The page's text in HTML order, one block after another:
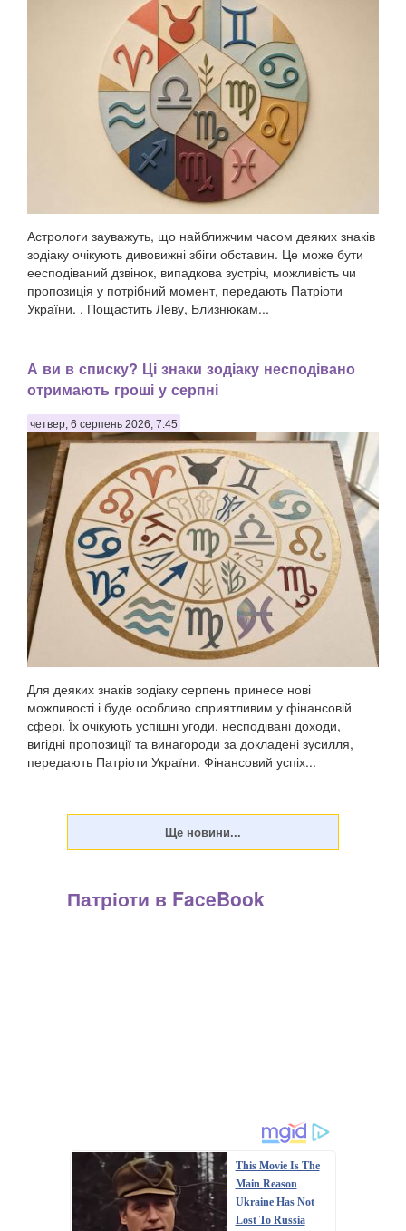
Астрологи зауважуть, що найближчим часом деяких знаків
зодіаку очікують дивовижні збіги обставин. Це може бути
еесподіваний дзвінок, випадкова зустріч, можливість чи
пропозиція у потрібний момент, передають Патріоти
України. . Пощастить Леву, Близнюкам...
А ви в списку? Ці знаки зодіаку несподівано
отримають гроші у серпні
четвер, 6 серпень 2026, 7:45
Для деяких знаків зодіаку серпень принесе нові
можливості і буде особливо сприятливим у фінансовій
сфері. Їх очікують успішні угоди, несподівані доходи,
вигідні пропозиції та винагороди за докладені зусилля,
передають Патріоти України. Фінансовий успіх...
Патріоти в FaceBook
This Movie Is The
Main Reason
Ukraine Has Not
Lost To Russia